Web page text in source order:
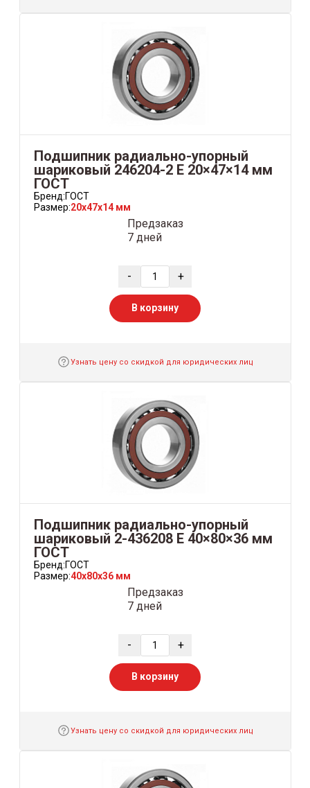
Подшипник радиально-упорный
шариковый 246204-2 Е 20×47×14 мм
ГОСТ
Бренд:ГОСТ
Размер:20x47x14 мм
Предзаказ
7 дней
- +
В корзину
Узнать цену со скидкой для юридических лиц
Подшипник радиально-упорный
шариковый 2-436208 Е 40×80×36 мм
ГОСТ
Бренд:ГОСТ
Размер:40x80x36 мм
Предзаказ
7 дней
- +
В корзину
Узнать цену со скидкой для юридических лиц